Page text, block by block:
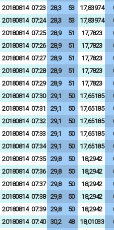
20180814 07:23 28,3 53 17,83974
20180814 07:24 28,3 53 17,83974
20180814 07:25 28,9 51 17,7823
20180814 07:26 28,9 51 17,7823
20180814 07:27 28,9 51 17,7823
20180814 07:28 28,9 51 17,7823
20180814 07:29 28,9 51 17,7823
20180814 07:30 29,1 50 17,65185
20180814 07:31 29,1 50 17,65185
20180814 07:32 29,1 50 17,65185
20180814 07:33 29,1 50 17,65185
20180814 07:34 29,1 50 17,65185
20180814 07:35 29,8 50 18,2942
20180814 07:36 29,8 50 18,2942
20180814 07:37 29,8 50 18,2942
20180814 07:38 29,8 50 18,2942
20180814 07:39 29,8 50 18,2942
20180814 07:40 30,2 48 18,01033